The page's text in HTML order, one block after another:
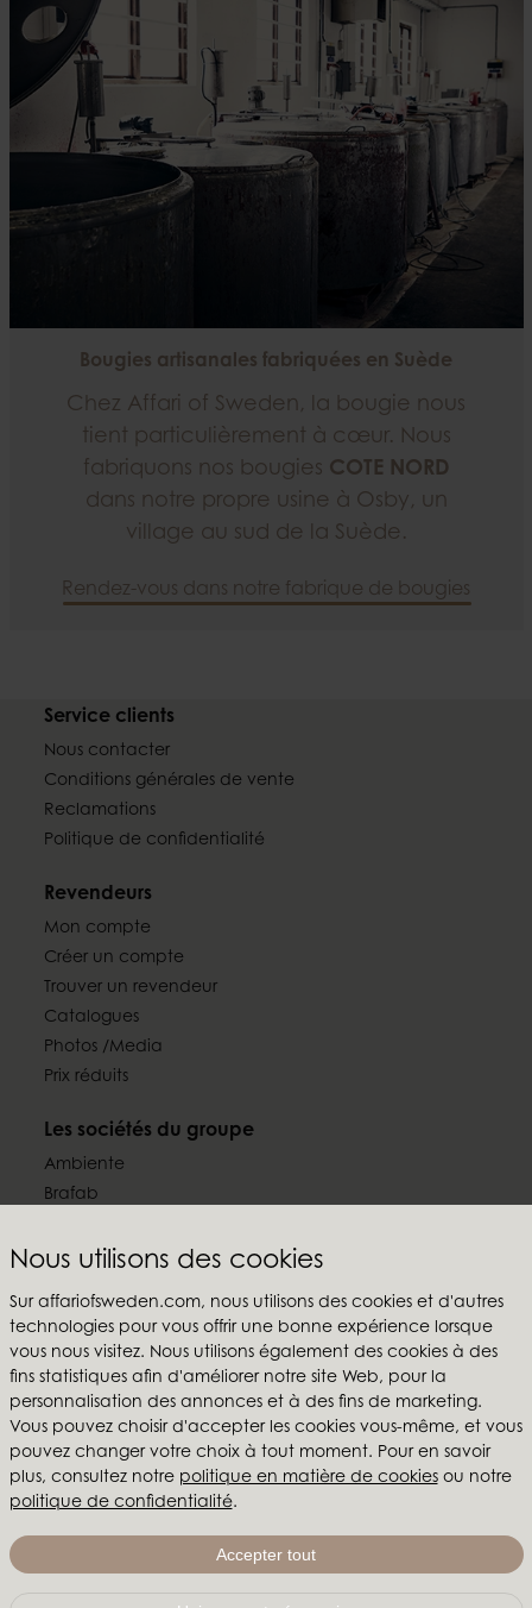
Nous utilisons des cookies
Sur affariofsweden.com, nous utilisons des cookies et d'autres
technologies pour vous offrir une bonne expérience lorsque
vous nous visitez. Nous utilisons également des cookies à des
fins statistiques afin d'améliorer notre site Web, pour la
personnalisation des annonces et à des fins de marketing.
Vous pouvez choisir d'accepter les cookies vous-même, et vous
pouvez changer votre choix à tout moment. Pour en savoir
plus, consultez notre politique en matière de cookiesou notre
politique de confidentialité.
Accepter tout
Bougies artisanales fabriquées en Suède
Chez Affari of Sweden, la bougie nous
tient particulièrement à cœur. Nous
fabriquons nos bougies COTE NORD
dans notre propre usine à Osby, un
village au sud de la Suède.
Rendez-vous dans notre fabrique de bougies
Service clients
Nous contacter
Conditions générales de vente
Reclamations
Politique de confidentialité
Revendeurs
Mon compte
Créer un compte
Trouver un revendeur
Catalogues
Photos /Media
Prix réduits
Les sociétés du groupe
Ambiente
Brafab
Furninova
Suivez-nous
Affari of Sweden
Qui sommes-nous?
Inspiration